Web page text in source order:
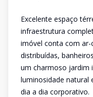
Excelente espaço
infraestrutura
imóvel conta com
distribuídas,
um charmoso jardim
luminosidade natural
dia a dia corporativo.